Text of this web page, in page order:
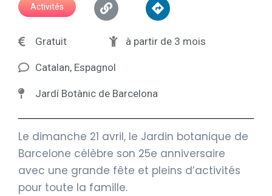
Activités
Gratuit à partir de 3 mois
Catalan, Espagnol
Jardí Botànic de Barcelona
Le dimanche 21 avril, le Jardin botanique de
Barcelone célèbre son 25e anniversaire
avec une grande fête et pleins d’activités
pour toute la famille.